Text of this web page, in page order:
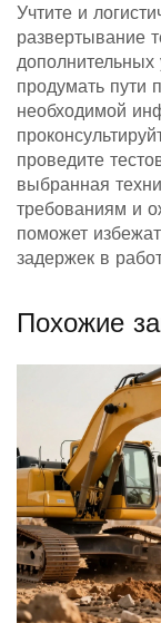
Учтите и
развертывание
продумать пути
необходимой
проведите
выбранная
требованиям и
поможет
задержек в
Похожие